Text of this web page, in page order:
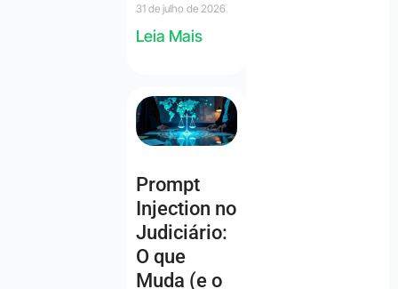
31 de julho de 2026
Leia Mais
Prompt
Injection no
Judiciário:
O que
Muda (e o